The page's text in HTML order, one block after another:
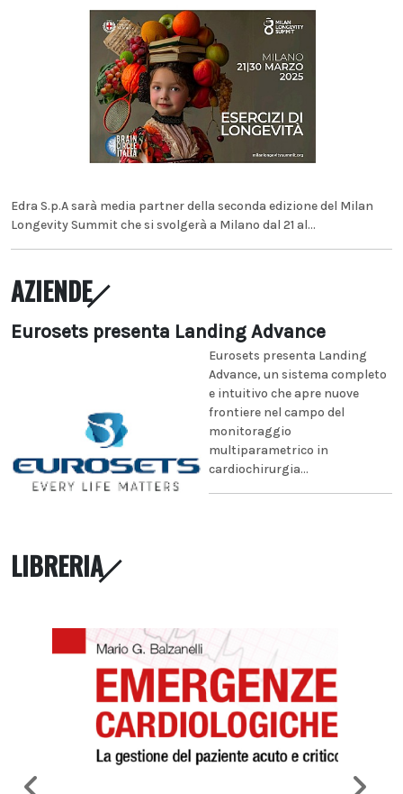
Edra S.p.A sarà media partner della seconda edizione del Milan
Longevity Summit che si svolgerà a Milano dal 21 al...
AZIENDE
Eurosets presenta Landing Advance
Eurosets presenta Landing
Advance, un sistema completo
e intuitivo che apre nuove
frontiere nel campo del
monitoraggio
multiparametrico in
cardiochirurgia...
LIBRERIA